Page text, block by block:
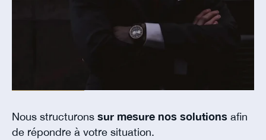
Nous structurons sur mesure nos solutions afin
de répondre à votre situation.